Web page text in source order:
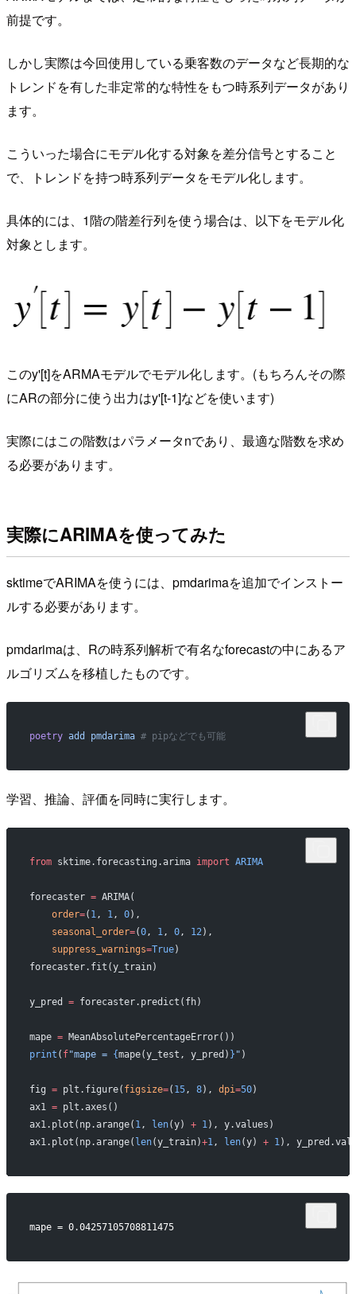
前提です。
しかし実際は今回使用している乗客数のデータなど長期的な
トレンドを有した非定常的な特性をもつ時系列データがあり
ます。
こういった場合にモデル化する対象を差分信号とすること
で、トレンドを持つ時系列データをモデル化します。
具体的には、1階の階差行列を使う場合は、以下をモデル化
対象とします。
このy'[t]をARMAモデルでモデル化します。(もちろんその際
にARの部分に使う出力はy'[t-1]などを使います)
実際にはこの階数はパラメータnであり、最適な階数を求め
る必要があります。
実際にARIMAを使ってみた
sktimeでARIMAを使うには、pmdarimaを追加でインストー
ルする必要があります。
pmdarimaは、Rの時系列解析で有名なforecastの中にあるア
ルゴリズムを移植したものです。
poetry add pmdarima # pipなどでも可能
学習、推論、評価を同時に実行します。
from sktime.forecasting.arima import ARIMA
forecaster = ARIMA(
    order
=( 1, 1, 0),
    seasonal_order
=(0, 1, 0, 12),
    suppress_warnings
=True)
forecaster.fit(y_train)
y_pred = forecaster.predict(fh)
mape = MeanAbsolutePercentageError())
print ( f"mape = {mape(y_test, y_pred) } " )
fig = plt.figure( figsize=( 15, 8), dpi=50)
ax1 = plt.axes()
ax1.plot(np.arange( 1, len(y) + 1), y.values)
ax1.plot(np.arange( len(y_train)+1, len(y) + 1),
mape = 0.04257105708811475